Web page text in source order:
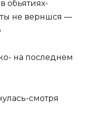
обьятиях-
ты не верншся —
на последнем
смотря